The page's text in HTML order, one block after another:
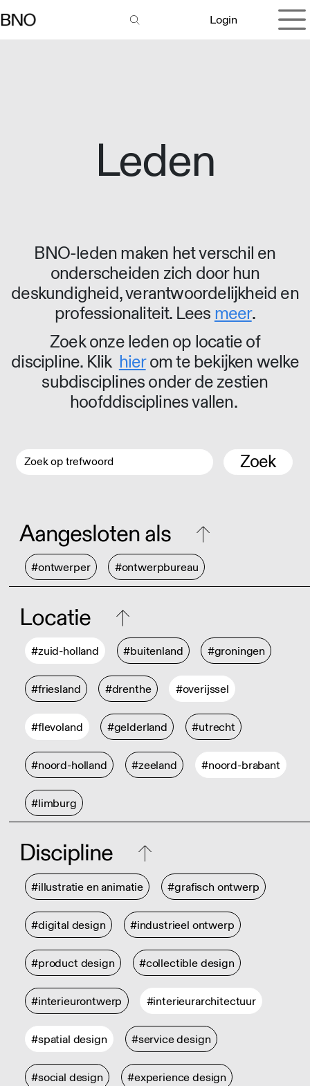
Login
Leden
BNO-leden maken het verschil en
onderscheiden zich door hun
deskundigheid, verantwoordelijkheid en
professionaliteit. Lees meer.
Zoek onze leden op locatie of
discipline. Klik hierom te bekijken welke
subdisciplines onder de zestien
hoofddisciplines vallen.
Zoek
Aangesloten als
#ontwerper #ontwerpbureau
Locatie
#zuid-holland #buitenland #groningen
#friesland #drenthe #overijssel
#flevoland #gelderland #utrecht
#noord-holland #zeeland #noord-brabant
#limburg
Discipline
#illustratie en animatie #grafisch ontwerp
#digital design #industrieel ontwerp
#product design #collectible design
#interieurontwerp #interieurarchitectuur
#spatial design #service design
#social design #experience design